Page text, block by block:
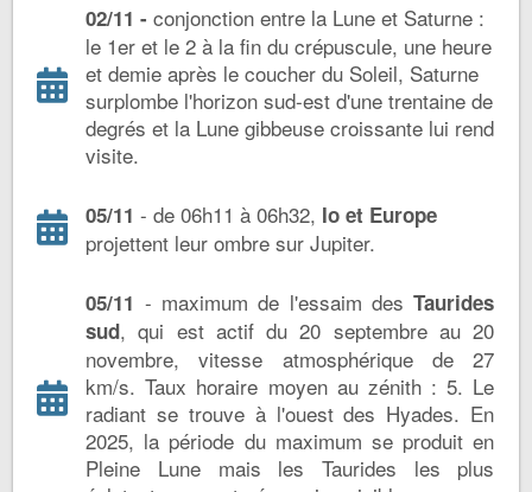
02/11 -conjonction entre la Lune et Saturne :
le 1er et le 2 à la fin du crépuscule, une heure
et demie après le coucher du Soleil, Saturne
surplombe l'horizon sud-est d'une trentaine de
degrés et la Lune gibbeuse croissante lui rend
visite.
05/11 - de 06h11 à 06h32, Io et Europe
projettent leur ombre sur Jupiter.
05/11 - maximum de l'essaim desTaurides
sud, qui est actif du 20 septembre au 20
novembre, vitesse atmosphérique de 27
km/s. Taux horaire moyen au zénith : 5. Le
radiant se trouve à l'ouest des Hyades. En
2025, la période du maximum se produit en
Pleine Lune mais les Taurides les plus